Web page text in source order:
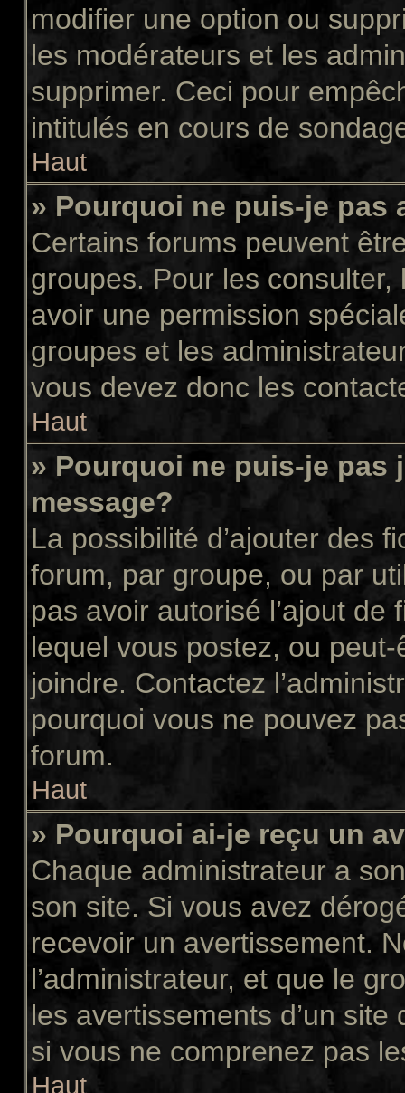
modifier une option ou
les modérateurs et les
supprimer. Ceci pour
intitulés en cours de
Haut
» Pourquoi ne puis-je pas
Certains forums peuvent
groupes. Pour les
avoir une permission
groupes et les
vous devez donc les
Haut
» Pourquoi ne puis-je pas
message?
La possibilité d’ajouter des
forum, par groupe, ou par
pas avoir autorisé l’ajout
lequel vous postez, ou
joindre. Contactez
pourquoi vous ne pouvez
forum.
Haut
» Pourquoi ai-je reçu un
Chaque administrateur a
son site. Si vous avez
recevoir un avertissement.
l’administrateur, et que le
les avertissements d’un
si vous ne comprenez pas
Haut